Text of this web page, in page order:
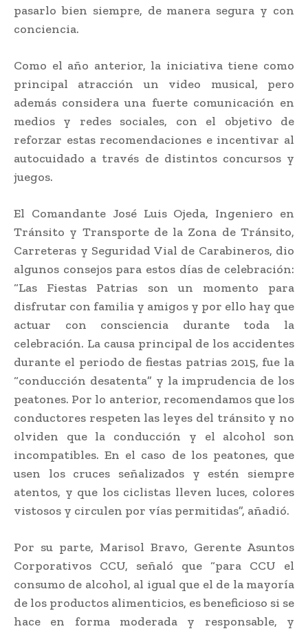
pasarlo bien siempre, de manera segura y con
conciencia.
Como el año anterior, la iniciativa tiene como
principal atracción un video musical, pero
además considera una fuerte comunicación en
medios y redes sociales, con el objetivo de
reforzar estas recomendaciones e incentivar al
autocuidado a través de distintos concursos y
juegos.
El Comandante José Luis Ojeda, Ingeniero en
Tránsito y Transporte de la Zona de Tránsito,
Carreteras y Seguridad Vial de Carabineros, dio
algunos consejos para estos días de celebración:
“Las Fiestas Patrias son un momento para
disfrutar con familia y amigos y por ello hay que
actuar con consciencia durante toda la
celebración. La causa principal de los accidentes
durante el periodo de fiestas patrias 2015, fue la
“conducción desatenta” y la imprudencia de los
peatones. Por lo anterior, recomendamos que los
conductores respeten las leyes del tránsito y no
olviden que la conducción y el alcohol son
incompatibles. En el caso de los peatones, que
usen los cruces señalizados y estén siempre
atentos, y que los ciclistas lleven luces, colores
vistosos y circulen por vías permitidas”, añadió.
Por su parte, Marisol Bravo, Gerente Asuntos
Corporativos CCU, señaló que “para CCU el
consumo de alcohol, al igual que el de la mayoría
de los productos alimenticios, es beneficioso si se
hace en forma moderada y responsable, y